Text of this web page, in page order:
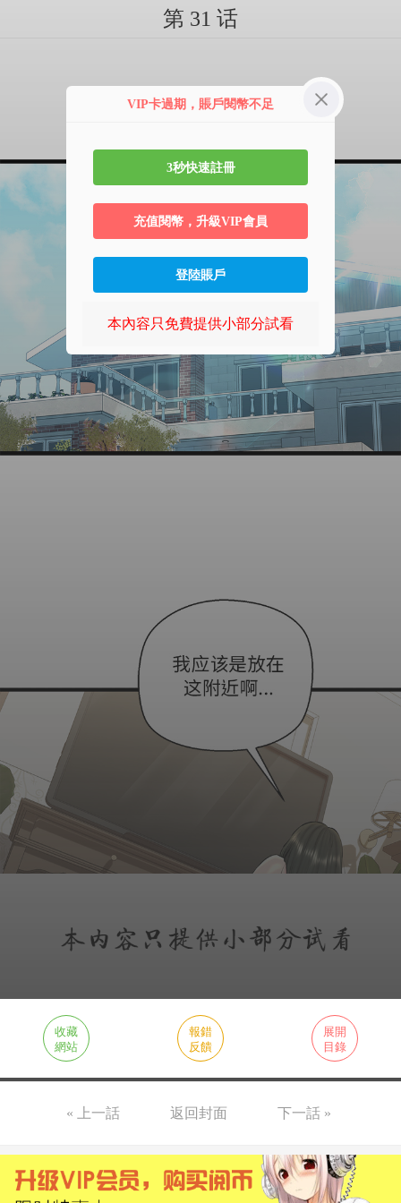
第 31 话
收藏
網站
報錯
反饋
展開
目錄
« 上一話 返回封面 下一話 »
VIP卡過期，賬戶閱幣不足
3秒快速註冊
充值閱幣，升級VIP會員
登陸賬戶
本內容只免費提供小部分試看